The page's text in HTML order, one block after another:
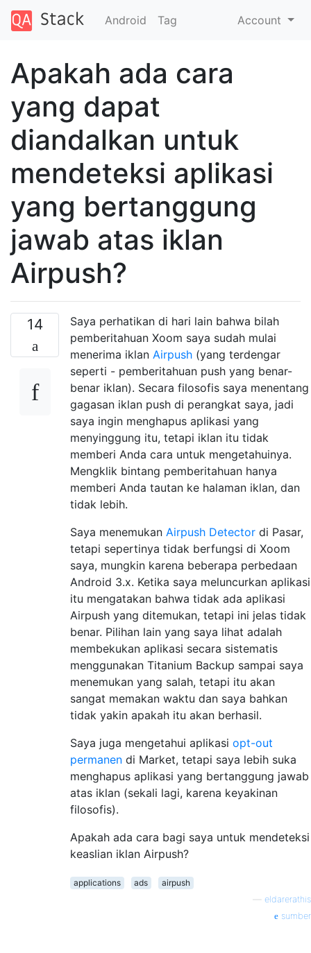
Android Tag Account
Apakah ada cara
yang dapat
diandalkan untuk
mendeteksi aplikasi
yang bertanggung
jawab atas iklan
Airpush?
14
Saya perhatikan di hari lain bahwa bilah
pemberitahuan Xoom saya sudah mulai
menerima iklan Airpush (yang terdengar
seperti - pemberitahuan push yang benar-
benar iklan). Secara filosofis saya menentang
gagasan iklan push di perangkat saya, jadi
saya ingin menghapus aplikasi yang
menyinggung itu, tetapi iklan itu tidak
memberi Anda cara untuk mengetahuinya.
Mengklik bintang pemberitahuan hanya
memberi Anda tautan ke halaman iklan, dan
tidak lebih.
Saya menemukan Airpush Detector di Pasar,
tetapi sepertinya tidak berfungsi di Xoom
saya, mungkin karena beberapa perbedaan
Android 3.x. Ketika saya meluncurkan aplikasi
itu mengatakan bahwa tidak ada aplikasi
Airpush yang ditemukan, tetapi ini jelas tidak
benar. Pilihan lain yang saya lihat adalah
membekukan aplikasi secara sistematis
menggunakan Titanium Backup sampai saya
menemukan yang salah, tetapi itu akan
sangat memakan waktu dan saya bahkan
tidak yakin apakah itu akan berhasil.
Saya juga mengetahui aplikasi opt-out
permanen di Market, tetapi saya lebih suka
menghapus aplikasi yang bertanggung jawab
atas iklan (sekali lagi, karena keyakinan
filosofis).
Apakah ada cara bagi saya untuk mendeteksi
keaslian iklan Airpush?
applications ads
airpush
eldarerathis
sumber